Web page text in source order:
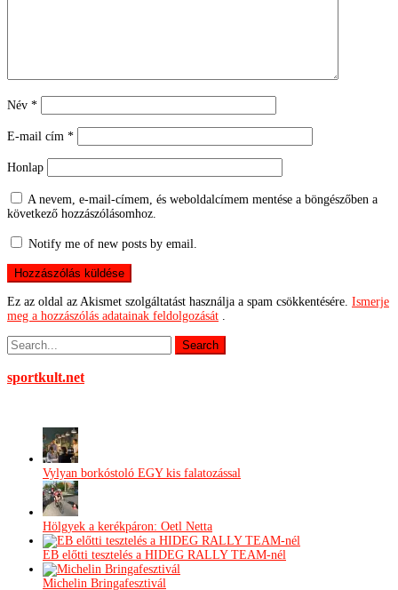
Név *
E-mail cím *
Honlap
A nevem, e-mail-címem, és weboldalcímem mentése a böngészőben a
következő hozzászólásomhoz.
Notify me of new posts by email.
Ez az oldal az Akismet szolgáltatást használja a spam csökkentésére. Ismerje
meg a hozzászólás adatainak feldolgozását
sportkult.net
Vylyan borkóstoló EGY kis falatozással
Hölgyek a kerékpáron: Oetl Netta
EB előtti tesztelés a HIDEG RALLY TEAM-nél
Michelin Bringafesztivál